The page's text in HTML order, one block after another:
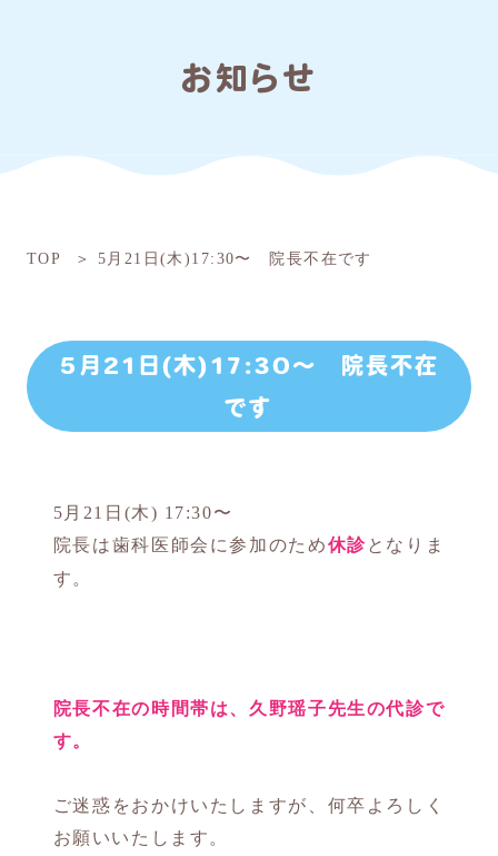
お知らせ
TOP 5月21日(木)17:30〜 院長不在です
5月21日(木)17:30〜 院長不在
です
5月21日(木) 17:30〜
院長は歯科医師会に参加のため休診となりま
す。
院長不在の時間帯は、久野瑶子先生の代診で
す。
ご迷惑をおかけいたしますが、何卒よろしく
お願いいたします。